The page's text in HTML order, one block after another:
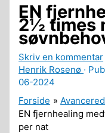
EN
2½ times
Skriv en kommentar
Henrik Rosenø ·
06-2024
Forside
EN fjernhealing
per nat